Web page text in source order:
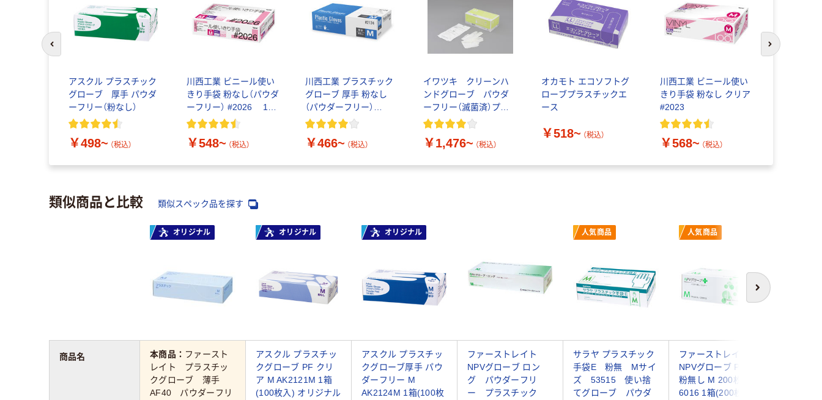
アスクル プラスチック
グローブ 厚手 パウダ
ーフリー（粉なし）
￥498~ （税込）
川西工業 ビニール使い
きり手袋 粉なし（パウダ
ーフリー） #2026 1箱
（100枚入）
￥548~ （税込）
川西工業 プラスチック
グローブ 厚手 粉なし
（パウダーフリー）
#2124 1箱（100枚入）
￥466~ （税込）
イワツキ クリーンハ
ンドグローブ パウダ
ーフリー（滅菌済）プラ
スチック 1箱（20双入）
￥1,476~ （税込）
オカモト エコソフトグ
ローブプラスチックエ
ース
￥518~ （税込）
川西工業 ビニール使い
きり手袋 粉なし クリア
#2023
￥568~ （税込）
次のスライド
類似商品と比較 類似スペック品を探す
次へ
オリジナル オリジナル オリジナル 人気商品 人気商品
本商品： ファースト
レイト プラスチッ
クグローブ 薄手
AF40 パウダーフリ
アスクル プラスチッ
クグローブ PF クリ
ア M AK2121M 1箱
(100枚入) オリジナル
アスクル プラスチッ
クグローブ厚手 パウ
ダーフリー M
AK2124M 1箱(100枚
ファーストレイト
NPVグローブ ロン
グ パウダーフリ
ー プラスチック
サラヤ プラスチック
手袋E 粉無 Mサイ
ズ 53515 使い捨
てグローブ パウダ
ファーストレイト
NPVグローブ PLUS
粉無し M 200枚 FR-
6016 1箱(200枚入)
商品名